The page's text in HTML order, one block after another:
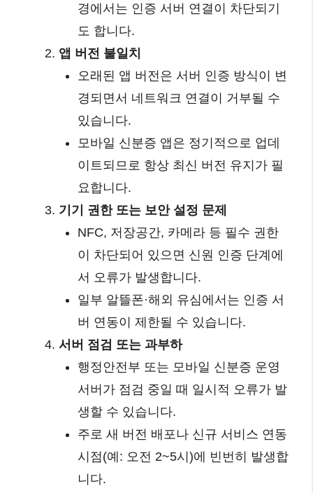
경에서는 인증 서버 연결이 차단되기
도 합니다.
앱 버전 불일치
오래된 앱 버전은 서버 인증 방식이 변
경되면서 네트워크 연결이 거부될 수
있습니다.
모바일 신분증 앱은 정기적으로 업데
이트되므로 항상 최신 버전 유지가 필
요합니다.
기기 권한 또는 보안 설정 문제
NFC, 저장공간, 카메라 등 필수 권한
이 차단되어 있으면 신원 인증 단계에
서 오류가 발생합니다.
일부 알뜰폰·해외 유심에서는 인증 서
버 연동이 제한될 수 있습니다.
서버 점검 또는 과부하
행정안전부 또는 모바일 신분증 운영
서버가 점검 중일 때 일시적 오류가 발
생할 수 있습니다.
주로 새 버전 배포나 신규 서비스 연동
시점(예: 오전 2~5시)에 빈번히 발생합
니다.